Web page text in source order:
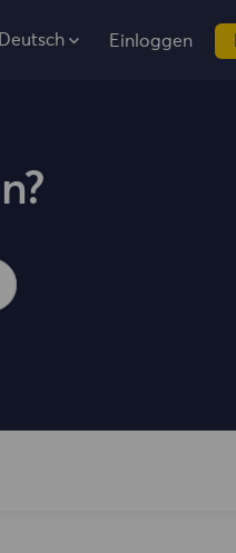
Deutsch Einloggen